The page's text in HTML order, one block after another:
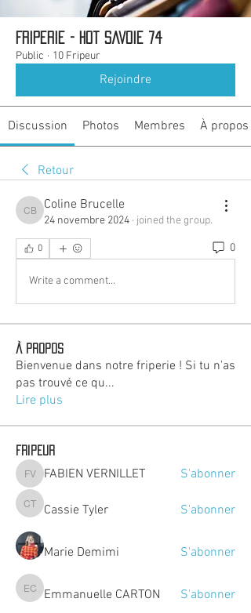
Friperie - Hot Savoie 74
Public · 10 Fripeur
Rejoindre
Discussion Photos Membres À propos
Retour
Coline Brucelle
Coline Brucelle
24 novembre 2024 · joined the group.
0 0
Write a comment...
À propos
Bienvenue dans notre friperie ! Si tu n'as
pas trouvé ce qu...
Lire plus
Fripeur
FABIEN VERNILLET
FABIEN VERNILLET S'abonner
Cassie Tyler
Cassie Tyler S'abonner
Marie Demimi S'abonner
Emmanuelle CARTON
Emmanuelle CARTON S'abonner